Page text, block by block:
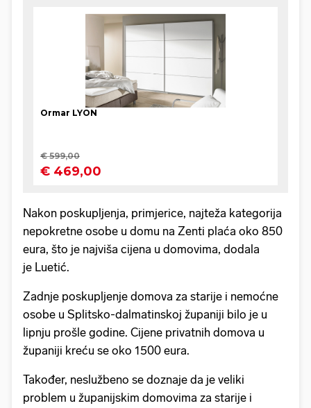
Nakon poskupljenja, primjerice, najteža kategorija
nepokretne osobe u domu na Zenti plaća oko 850
eura, što je najviša cijena u domovima, dodala
je Luetić.
Zadnje poskupljenje domova za starije i nemoćne
osobe u Splitsko-dalmatinskoj županiji bilo je u
lipnju prošle godine. Cijene privatnih domova u
županiji kreću se oko 1500 eura.
Također, neslužbeno se doznaje da je veliki
problem u županijskim domovima za starije i